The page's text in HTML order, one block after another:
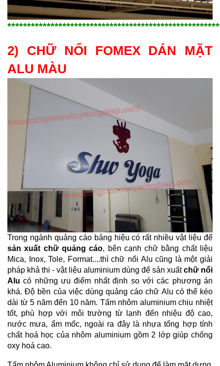
2) CHỮ NỔI FOMEX DÁN MẶT
ALU MÀU
Trong ngành quảng cáo bảng hiệu có rất nhiều vật liệu để
sản xuất chữ quảng cáo, bên cạnh chữ bằng chất liệu
Mica, Inox, Tole, Format....thì chữ nổi Alu cũng là một giải
pháp khả thi - vật liệu aluminium dùng để sản xuấtchữ nổi
Alu có những ưu điểm nhất định so với các phương án
khá. Độ bền của việc dùng quảng cáo chữ Alu có thể kéo
dài từ 5 năm đến 10 năm. Tấm nhôm aluminium chịu nhiệt
tốt, phù hợp với môi trường từ lạnh đến nhiệu độ cao,
nước mưa, ẩm mốc, ngoài ra đây là nhựa tổng hợp tính
chất hoá học của nhôm aluminium gồm 2 lớp giúp chống
oxy hoá cao.